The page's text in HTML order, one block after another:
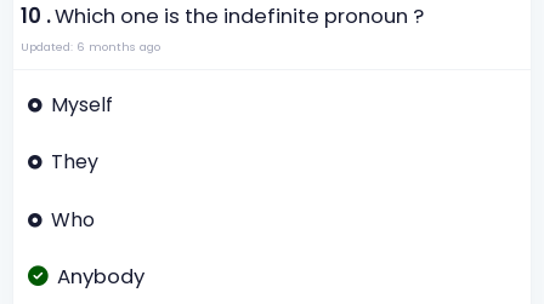
10 .Which one is the indefinite pronoun ?
Updated: 6 months ago
Myself
They
Who
Anybody